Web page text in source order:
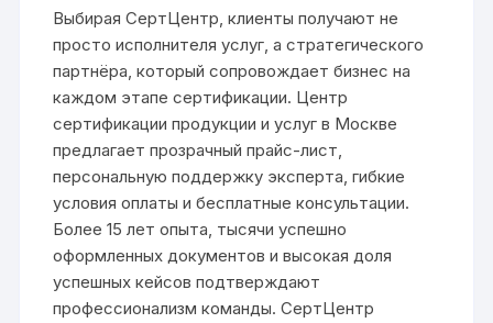
Выбирая СертЦентр, клиенты получают не
просто исполнителя услуг, а стратегического
партнёра, который сопровождает бизнес на
каждом этапе сертификации. Центр
сертификации продукции и услуг в Москве
предлагает прозрачный прайс-лист,
персональную поддержку эксперта, гибкие
условия оплаты и бесплатные консультации.
Более 15 лет опыта, тысячи успешно
оформленных документов и высокая доля
успешных кейсов подтверждают
профессионализм команды. СертЦентр